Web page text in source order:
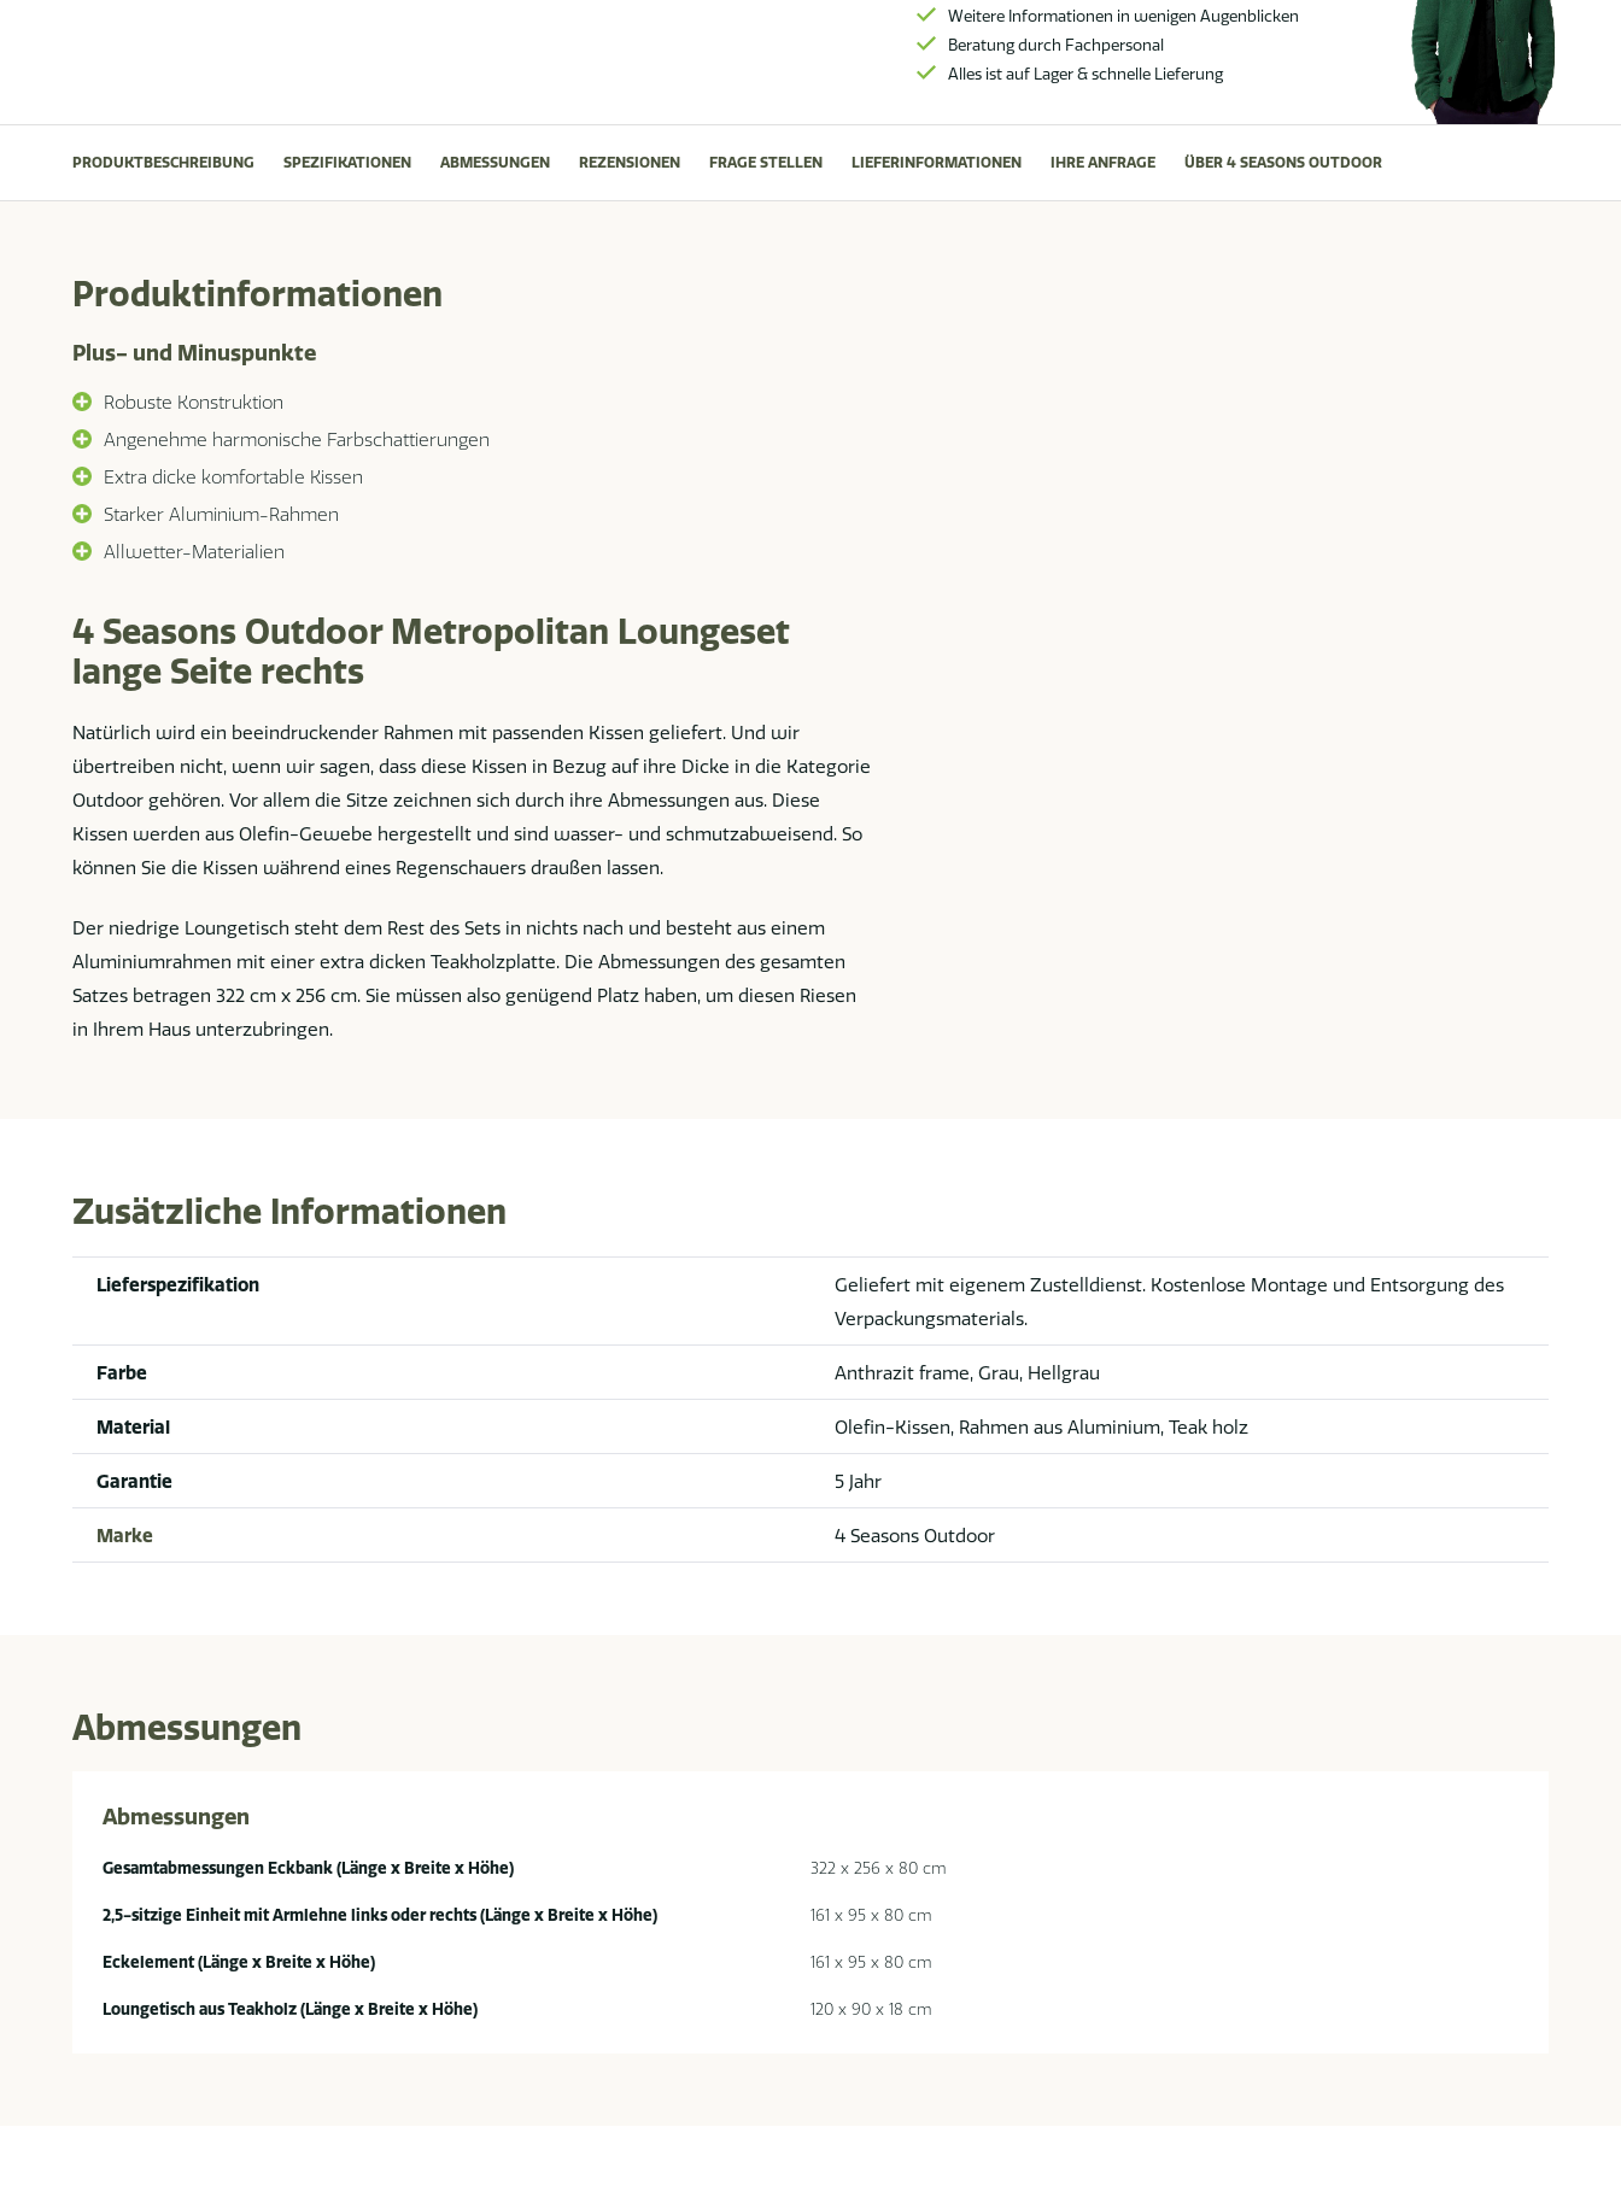
Weitere Informationen in wenigen Augenblicken
Beratung durch Fachpersonal
Alles ist auf Lager & schnelle Lieferung
PRODUKTBESCHREIBUNG SPEZIFIKATIONEN ABMESSUNGEN REZENSIONEN FRAGE STELLEN LIEFERINFORMATIONEN IHRE ANFRAGE ÜBER 4 SEASONS OUTDOOR
Produktinformationen
Plus- und Minuspunkte
Robuste Konstruktion
Angenehme harmonische Farbschattierungen
Extra dicke komfortable Kissen
Starker Aluminium-Rahmen
Allwetter-Materialien
4 Seasons Outdoor Metropolitan Loungeset
lange Seite rechts
Natürlich wird ein beeindruckender Rahmen mit passenden Kissen geliefert. Und wir
übertreiben nicht, wenn wir sagen, dass diese Kissen in Bezug auf ihre Dicke in die Kategorie
Outdoor gehören. Vor allem die Sitze zeichnen sich durch ihre Abmessungen aus. Diese
Kissen werden aus Olefin-Gewebe hergestellt und sind wasser- und schmutzabweisend. So
können Sie die Kissen während eines Regenschauers draußen lassen.
Der niedrige Loungetisch steht dem Rest des Sets in nichts nach und besteht aus einem
Aluminiumrahmen mit einer extra dicken Teakholzplatte. Die Abmessungen des gesamten
Satzes betragen 322 cm x 256 cm. Sie müssen also genügend Platz haben, um diesen Riesen
in Ihrem Haus unterzubringen.
Zusätzliche Informationen
Lieferspezifikation
Geliefert mit eigenem Zustelldienst. Kostenlose Montage und Entsorgung des
Verpackungsmaterials.
Farbe Anthrazit frame, Grau, Hellgrau
Material Olefin-Kissen, Rahmen aus Aluminium, Teak holz
Garantie 5 Jahr
Marke 4 Seasons Outdoor
Abmessungen
Abmessungen
Gesamtabmessungen Eckbank (Länge x Breite x Höhe) 322 x 256 x 80 cm
2,5-sitzige Einheit mit Armlehne links oder rechts (Länge x Breite x Höhe) 161 x 95 x 80 cm
Eckelement (Länge x Breite x Höhe) 161 x 95 x 80 cm
Loungetisch aus Teakholz (Länge x Breite x Höhe) 120 x 90 x 18 cm